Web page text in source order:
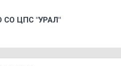
CO ЦПС "УРАЛ"